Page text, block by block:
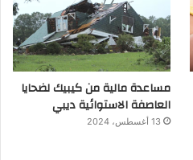
مساعدة مالية من كيبيك لضحايا
العاصفة الاستوائية ديبي
13 أغسطس، 2024